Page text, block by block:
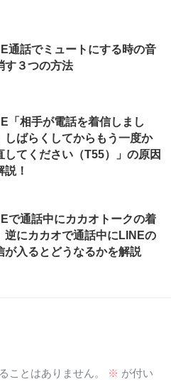
通話でミュートにする時の音
す３つの方法
「相手が電話を着信しまし
しばらくしてからもう一度か
してください（T55）」の原因
説！
で通話中にカカオトークの着
逆にカカオで通話中にLINEの
が入るとどうなるかを解説
ことはありません。 ※ が付い